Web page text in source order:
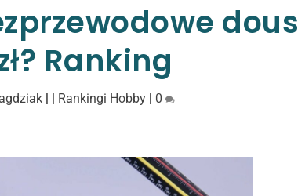
Ranking
| | Rankingi Hobby | 0